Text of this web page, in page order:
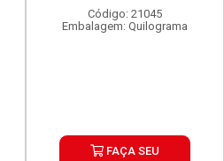
Código: 21045
Embalagem: Quilograma
FAÇA SEU